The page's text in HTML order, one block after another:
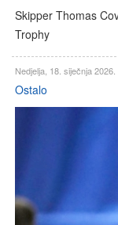
Skipper Thomas
Trophy
Nedjelja, 18. siječnja
Ostalo